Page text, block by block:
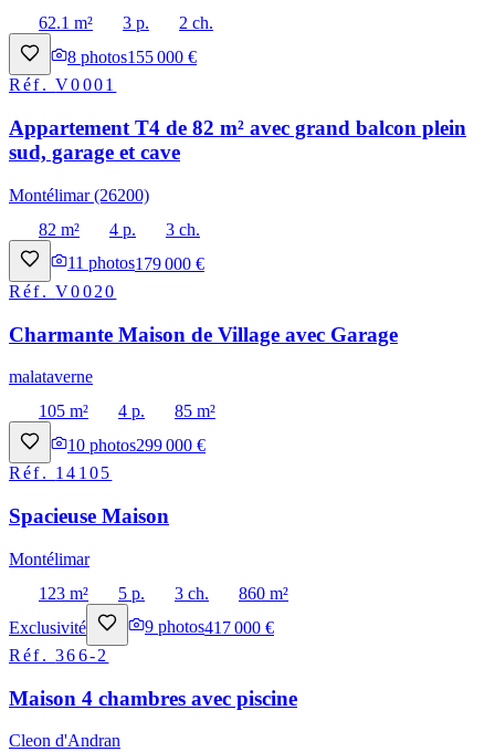
62.1 m²
3 p.
2 ch.
8 photos155 000 €
Réf.V0001
Appartement T4 de 82 m² avec grand balcon plein
sud, garage et cave
Montélimar (26200)
82 m²
4 p.
3 ch.
11 photos179 000 €
Réf.V0020
Charmante Maison de Village avec Garage
malataverne
105 m²
4 p.
85 m²
10 photos299 000 €
Réf. 14105
Spacieuse Maison
Montélimar
123 m²
5 p. 3 ch.
860 m²
Exclusivité
9 photos417 000 €
Réf.366-2
Maison 4 chambres avec piscine
Cleon d'Andran